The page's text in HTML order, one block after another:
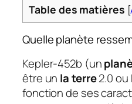
Table des matières [
Quelle planète
Kepler-452b (un
être un la terre2.0 ou
fonction de ses